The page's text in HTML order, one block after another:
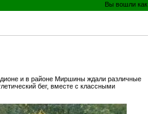
Вы вошли как
и в районе Миршины ждали различные
бег, вместе с классными